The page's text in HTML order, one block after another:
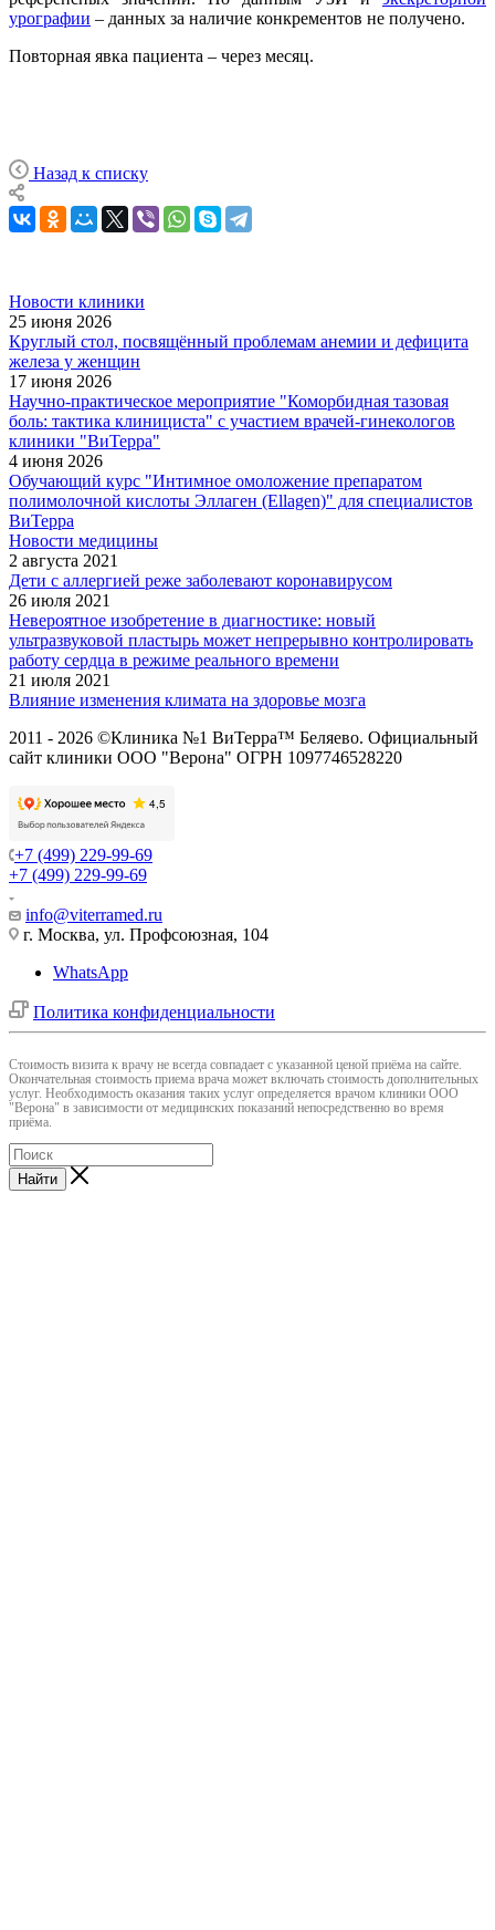
урографии – данных за наличие конкрементов не получено.
Повторная явка пациента – через месяц.
Назад к списку
Новости клиники
25 июня 2026
Круглый стол, посвящённый проблемам анемии и дефицита
железа у женщин
17 июня 2026
Научно-практическое мероприятие "Коморбидная тазовая
боль: тактика клинициста" с участием врачей-гинекологов
клиники "ВиТерра"
4 июня 2026
Обучающий курс "Интимное омоложение препаратом
полимолочной кислоты Эллаген (Ellagen)" для специалистов
ВиТерра
Новости медицины
2 августа 2021
Дети с аллергией реже заболевают коронавирусом
26 июля 2021
Невероятное изобретение в диагностике: новый
ультразвуковой пластырь может непрерывно контролировать
работу сердца в режиме реального времени
21 июля 2021
Влияние изменения климата на здоровье мозга
2011 - 2026 ©Клиника №1 ВиТерра™ Беляево. Официальный
сайт клиники ООО "Верона" ОГРН 1097746528220
+7 (499) 229-99-69
+7 (499) 229-99-69
info@viterramed.ru
г. Москва, ул. Профсоюзная, 104
WhatsApp
Политика конфиденциальности
Cтоимость визита к врачу не всегда совпадает с указанной ценой приёма на сайте.
Окончательная стоимость приема врача может включать стоимость дополнительных
услуг. Необходимость оказания таких услуг определяется врачом клиники ООО
"Верона" в зависимости от медицинских показаний непосредственно во время
приёма.
Найти